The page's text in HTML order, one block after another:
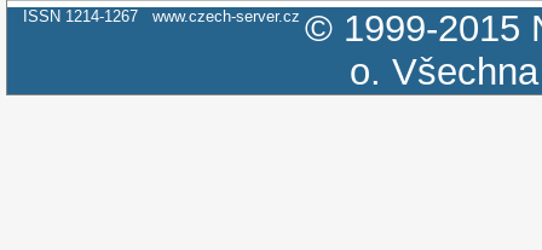
ISSN 1214-1267 www.czech-server.cz © 1999-2015
o.